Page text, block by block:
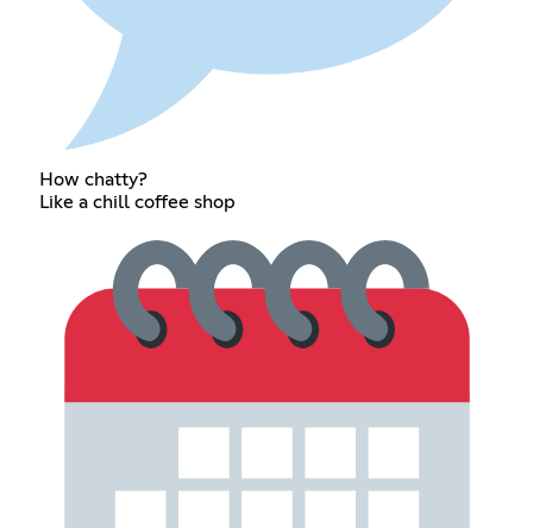
How chatty?
Like a chill coffee shop